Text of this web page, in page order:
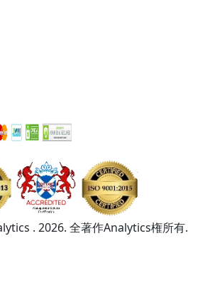
. 2026. 全著作Analytics権所有.